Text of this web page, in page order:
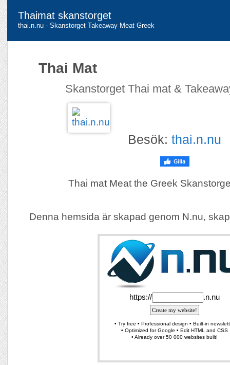
Thaimat skanstorget
thai.n.nu - Skanstorget Takeaway Meat Greek
Thai Mat
Skanstorget Thai mat &
Besök: thai.n.nu
Thai mat Meat the Greek
Denna hemsida är skapad genom N.nu,